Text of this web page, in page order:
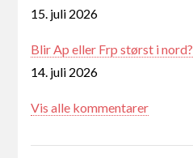
15. juli 2026
Blir Ap eller Frp størst i nord?
14. juli 2026
Vis alle kommentarer